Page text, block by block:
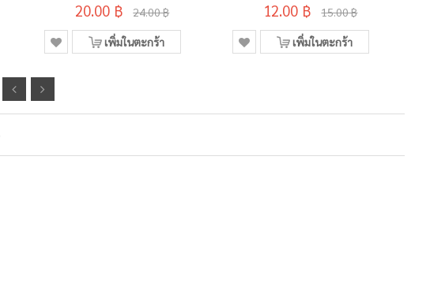
20.00 ฿ 24.00 ฿
เพิ่มในตะกร้า
12.00 ฿ 15.00 ฿
เพิ่มในตะกร้า